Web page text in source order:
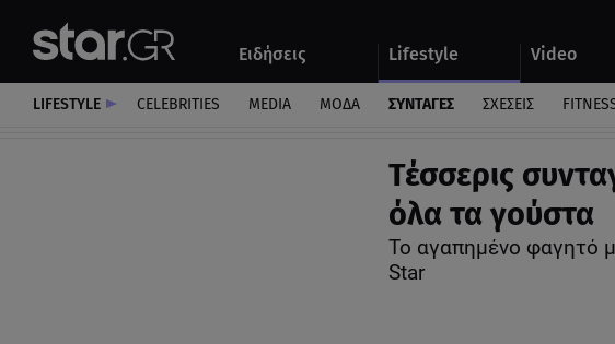
Ειδήσεις Lifestyle Video
Αυτοκίνητο
LIFESTYLE CELEBRITIES MEDIA ΜΟΔΑ ΣΥΝΤΑΓΕΣ ΣΧΕΣΕΙΣ
Τέσσερις
όλα τα γούστα
Το αγαπημένο φαγητό
Star